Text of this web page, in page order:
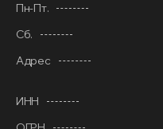
Пн-Пт.
Сб.
Адрес
ИНН